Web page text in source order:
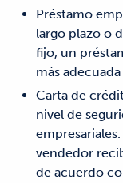
Préstamo
largo plazo o
fijo, un
más
Carta de
nivel de
vendedor
de acuerdo